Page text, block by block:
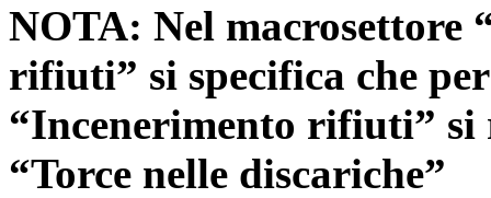
NOTA: Nel macrosettore
rifiuti” si specifica che
“Incenerimento rifiuti”
“Torce nelle discariche”